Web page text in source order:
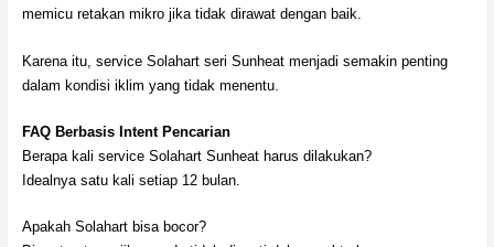
memicu retakan mikro jika tidak dirawat dengan baik.
Karena itu, service Solahart seri Sunheat menjadi semakin penting
dalam kondisi iklim yang tidak menentu.
FAQ Berbasis Intent Pencarian
Berapa kali service Solahart Sunheat harus dilakukan?
Idealnya satu kali setiap 12 bulan.
Apakah Solahart bisa bocor?